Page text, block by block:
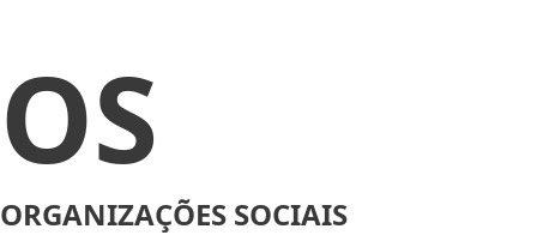
OS
ORGANIZAÇÕES SOCIAIS